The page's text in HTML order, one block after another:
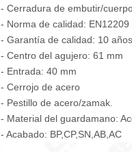
- Cerradura de embutir/
- Norma de calidad: EN12209
- Garantía de calidad: 10 años
- Centro del agujero: 61 mm
- Entrada: 40 mm
- Cerrojo de acero
- Pestillo de acero/zamak.
- Material del guardamano:
- Acabado: BP,CP,SN,AB,AC